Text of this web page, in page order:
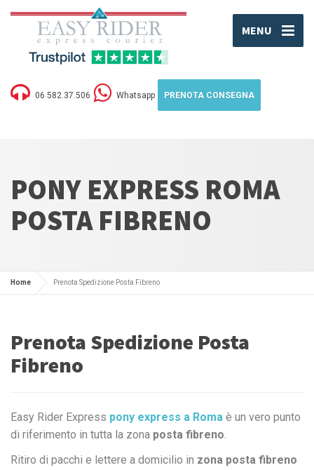
MENU
06 582.37.506 Whatsapp PRENOTA CONSEGNA
PONY EXPRESS ROMA
POSTA FIBRENO
Home Prenota Spedizione Posta Fibreno
Prenota Spedizione Posta
Fibreno
Easy Rider Express pony express a Roma è un vero punto
di riferimento in tutta la zona posta fibreno.
Ritiro di pacchi e lettere a domicilio in zona posta fibreno